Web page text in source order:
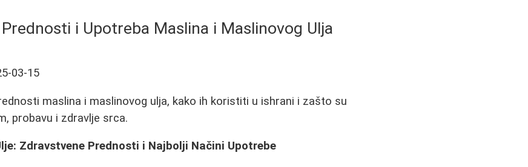
i Upotreba Maslina i Maslinovog Ulja
03-15
maslina i maslinovog ulja, kako ih koristiti u ishrani i zašto su
probavu i zdravlje srca.
Zdravstvene Prednosti i Najbolji Načini Upotrebe